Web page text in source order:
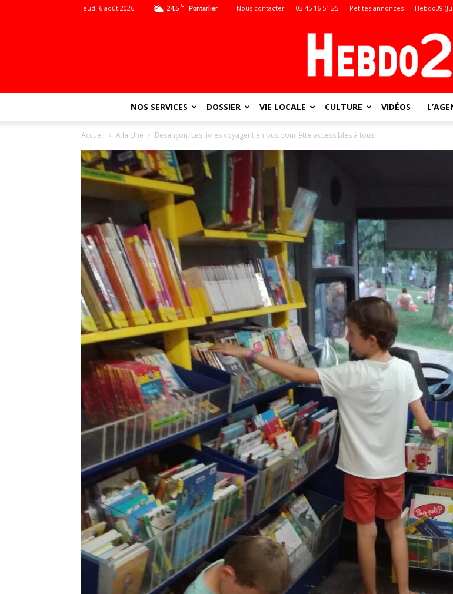
24.5 C Pontarlier
jeudi 6 août 2026 Nous contacter 03 45 16 51 25 Petites annonces Hebdo39
toute
l'info
locale
–
Hebdo25
NOS SERVICES DOSSIER VIE LOCALE CULTURE VIDÉOS
Accueil A la Une Besançon. Les livres voyagent en bus pour être accessibles à tous